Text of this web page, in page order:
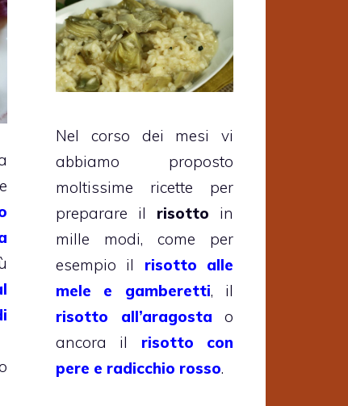
Nel corso dei mesi vi
abbiamo proposto
moltissime ricette per
preparare il risotto in
mille modi, come per
esempio il risotto alle
mele e gamberetti, il
risotto all’aragosta o
ancora il risotto con
pere e radicchio rosso.